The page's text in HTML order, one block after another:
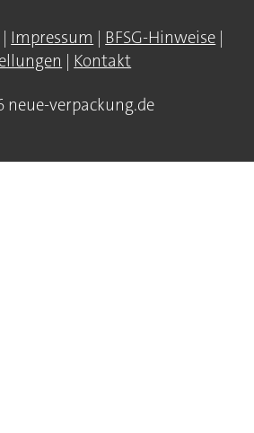
| Impressum | BFSG-Hinweise |
| Kontakt
neue-verpackung.de